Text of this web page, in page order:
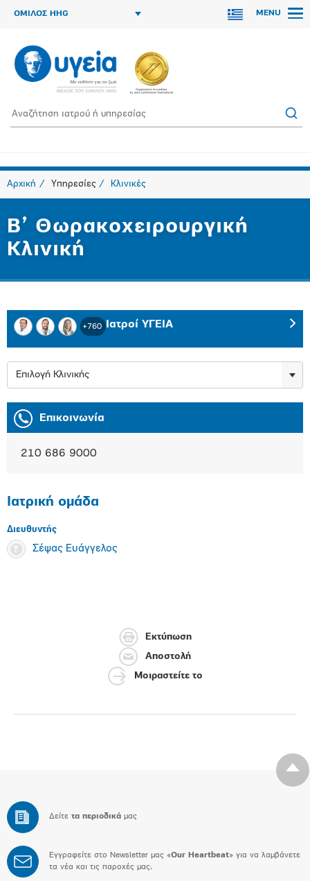
ΟΜΙΛΟΣ HHG MENU
Αρχική Υπηρεσίες Κλινικές
Β’ Θωρακοχειρουργική
Κλινική
+760 Ιατροί ΥΓΕΙΑ
Επιλογή Κλινικής
Επικοινωνία
210 686 9000
Ιατρική ομάδα
Διευθυντής
Σέψας Ευάγγελος
Εκτύπωση
Αποστολή
Μοιραστείτε το
Δείτε τα περιοδικά μας
Εγγραφείτε στο Newsletter μας «Our Heartbeat» για να λαμβάνετε
τα νέα και τις παροχές μας.